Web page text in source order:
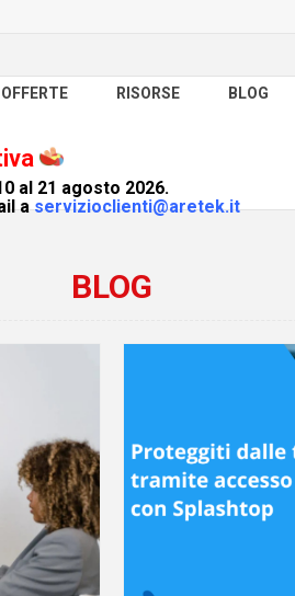
OFFERTE RISORSE BLOG
al 21 agosto 2026.
aservizioclienti@aretek.it
BLOG